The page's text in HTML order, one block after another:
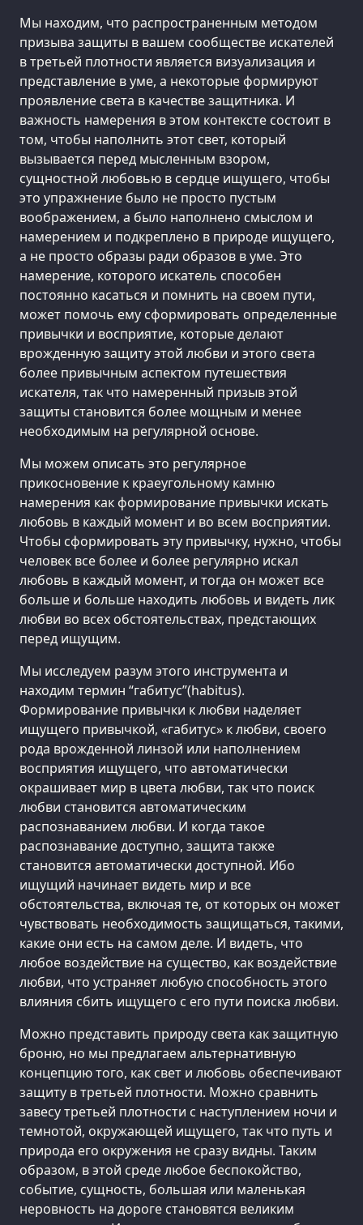
Мы находим, что распространенным методом
призыва защиты в вашем сообществе искателей
в третьей плотности является визуализация и
представление в уме, а некоторые формируют
проявление света в качестве защитника. И
важность намерения в этом контексте состоит в
том, чтобы наполнить этот свет, который
вызывается перед мысленным взором,
сущностной любовью в сердце ищущего, чтобы
это упражнение было не просто пустым
воображением, а было наполнено смыслом и
намерением и подкреплено в природе ищущего,
а не просто образы ради образов в уме. Это
намерение, которого искатель способен
постоянно касаться и помнить на своем пути,
может помочь ему сформировать определенные
привычки и восприятие, которые делают
врожденную защиту этой любви и этого света
более привычным аспектом путешествия
искателя, так что намеренный призыв этой
защиты становится более мощным и менее
необходимым на регулярной основе.
Мы можем описать это регулярное
прикосновение к краеугольному камню
намерения как формирование привычки искать
любовь в каждый момент и во всем восприятии.
Чтобы сформировать эту привычку, нужно, чтобы
человек все более и более регулярно искал
любовь в каждый момент, и тогда он может все
больше и больше находить любовь и видеть лик
любви во всех обстоятельствах, предстающих
перед ищущим.
Мы исследуем разум этого инструмента и
находим термин “габитус”(habitus).
Формирование привычки к любви наделяет
ищущего привычкой, «габитус» к любви, своего
рода врожденной линзой или наполнением
восприятия ищущего, что автоматически
окрашивает мир в цвета любви, так что поиск
любви становится автоматическим
распознаванием любви. И когда такое
распознавание доступно, защита также
становится автоматически доступной. Ибо
ищущий начинает видеть мир и все
обстоятельства, включая те, от которых он может
чувствовать необходимость защищаться, такими,
какие они есть на самом деле. И видеть, что
любое воздействие на существо, как воздействие
любви, что устраняет любую способность этого
влияния сбить ищущего с его пути поиска любви.
Можно представить природу света как защитную
броню, но мы предлагаем альтернативную
концепцию того, как свет и любовь обеспечивают
защиту в третьей плотности. Можно сравнить
завесу третьей плотности с наступлением ночи и
темнотой, окружающей ищущего, так что путь и
природа его окружения не сразу видны. Таким
образом, в этой среде любое беспокойство,
событие, сущность, большая или маленькая
неровность на дороге становятся великим